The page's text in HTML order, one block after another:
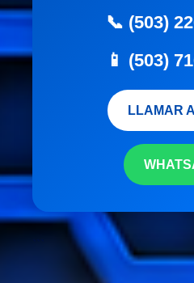
📞 (503)
📱 (503)
LLAMAR